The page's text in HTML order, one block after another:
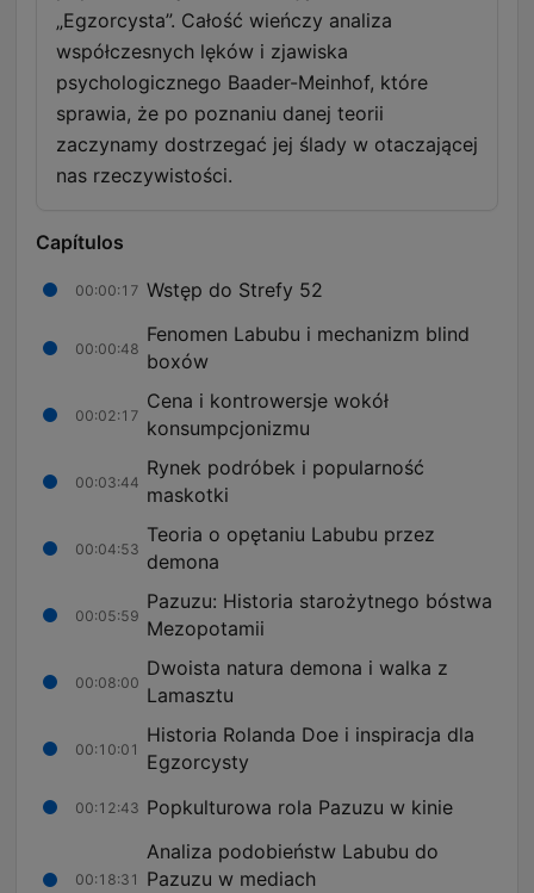
„Egzorcysta”. Całość wieńczy analiza
współczesnych lęków i zjawiska
psychologicznego Baader-Meinhof, które
sprawia, że po poznaniu danej teorii
zaczynamy dostrzegać jej ślady w otaczającej
nas rzeczywistości.
Capítulos
00:00:17 Wstęp do Strefy 52
00:00:48
Fenomen Labubu i mechanizm blind
boxów
00:02:17
Cena i kontrowersje wokół
konsumpcjonizmu
00:03:44
Rynek podróbek i popularność
maskotki
00:04:53
Teoria o opętaniu Labubu przez
demona
00:05:59
Pazuzu: Historia starożytnego bóstwa
Mezopotamii
00:08:00
Dwoista natura demona i walka z
Lamasztu
00:10:01
Historia Rolanda Doe i inspiracja dla
Egzorcysty
00:12:43 Popkulturowa rola Pazuzu w kinie
00:18:31
Analiza podobieństw Labubu do
Pazuzu w mediach